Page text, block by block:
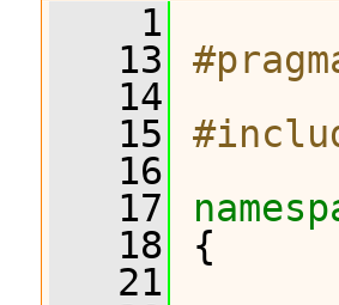
    1
   13
   14
   15
   16
   17
   18
{
   21